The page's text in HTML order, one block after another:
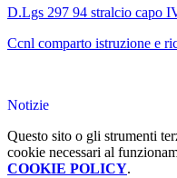
D.Lgs 297 94 stralcio capo
Ccnl comparto istruzione e
Notizie
Questo sito o gli strumenti
cookie necessari al
COOKIE POLICY.